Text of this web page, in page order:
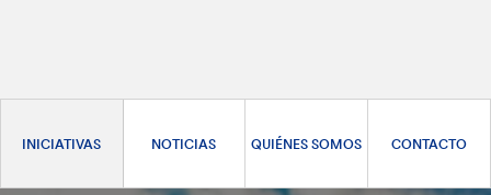
INICIATIVAS NOTICIAS QUIÉNES SOMOS CONTACTO